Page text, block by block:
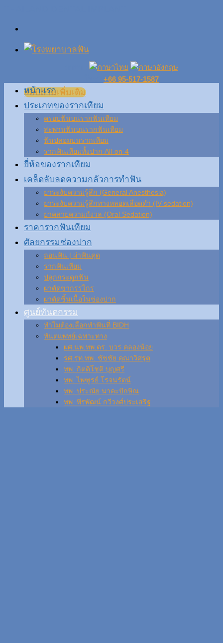
content
+66 95-517-1587
สอบถามเพิ่มเติม
หน้าแรก
ประเภทของรากเทียม
ครอบฟันบนรากฟันเทียม
สะพานฟันบนรากฟันเทียม
ฟันปลอมบนรากเทียม
รากฟันเทียมทั้งปาก All-on-4
ยี่ห้อของรากเทียม
เคล็ดลับลดความกลัวการทำฟัน
ยาระงับความรู้สึก (General Anesthesia)
ยาระงับความรู้สึกทางหลอดเลือดดำ (IV sedation)
ยาคลายความกังวล (Oral Sedation)
ราคารากฟันเทียม
ศัลยกรรมช่องปาก
ถอนฟัน | ผ่าฟันคุด
รากฟันเทียม
ปลูกกระดูกฟัน
ผ่าตัดขากรรไกร
ผ่าตัดชิ้นเนื้อในช่องปาก
ศูนย์ทันตกรรม
ทำไมต้องเลือกทำฟันที่ BIDH
ทันตแพทย์เฉพาะทาง
ผศ.นพ.ทพ.ดร. บวร คลองน้อย
รศ.รท.ทพ. ชัชชัย คุณาวิศรุต
ทพ. กิตติโชติ บุญศรี
ทพ. ไพฑูรย์ โรจนรัตน์
ทพ. ประณัย นาคะปักษิณ
ทพ. พีรพัฒน์ กวีวงศ์ประเสริฐ